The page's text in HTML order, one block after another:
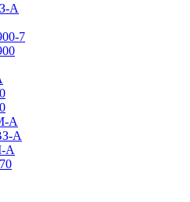
А
7
А
А
А